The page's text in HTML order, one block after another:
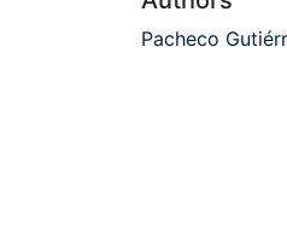
Pacheco